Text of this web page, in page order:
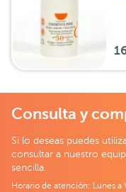
Consulta y
Si lo deseas puedes
consultar a nuestro
sencilla.
Horario de atención: Lunes